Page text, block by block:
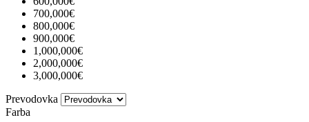
700,000€
800,000€
900,000€
1,000,000€
2,000,000€
3,000,000€
Prevodovka
Farba